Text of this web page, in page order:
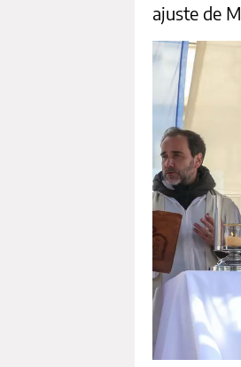
ajuste de